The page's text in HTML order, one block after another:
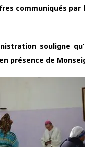
communiqués par
souligne
présence de